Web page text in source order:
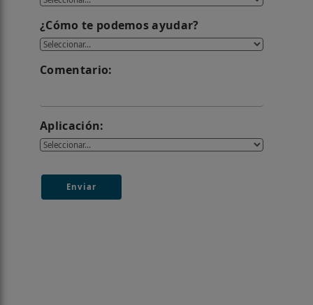
¿Cómo te podemos ayudar?
Comentario:
Aplicación:
Enviar